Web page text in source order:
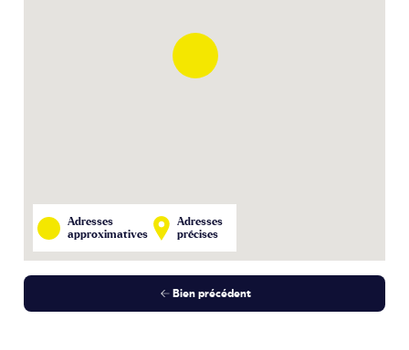
Adresses
approximatives
Adresses
précises
Bien précédent